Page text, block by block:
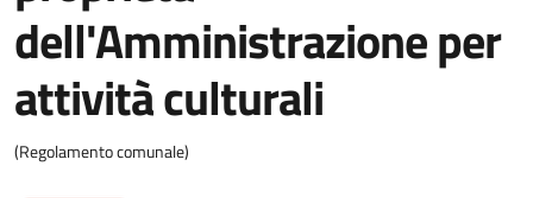
dell'Amministrazione per
attività culturali
(Regolamento comunale)